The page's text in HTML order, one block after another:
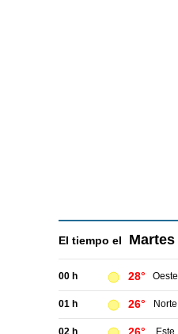
El tiempo el Martes
00 h 28° Oeste
01 h 26° Norte